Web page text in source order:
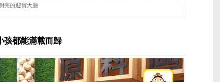
亮的迎賓大廳
孩都能滿載而歸